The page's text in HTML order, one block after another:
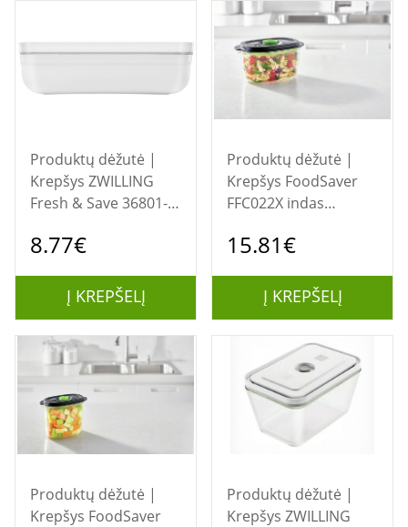
Produktų dėžutė |
Krepšys ZWILLING
Fresh & Save 36801-
vakuuminė pietų
8.77€
Į KREPŠELĮ
Produktų dėžutė |
Krepšys FoodSaver
FFC022X indas
„Box“ 1,2 L Juoda,
15.81€
Į KREPŠELĮ
Produktų dėžutė |
Krepšys FoodSaver
Produktų dėžutė |
Krepšys ZWILLING